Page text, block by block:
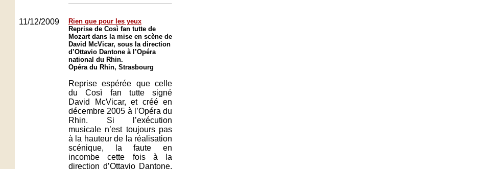
11/12/2009
Rien que pour les yeux
Reprise de Così fan tutte de
Mozart dans la mise en scène de
David McVicar, sous la direction
d’Ottavio Dantone à l’Opéra
national du Rhin.
Opéra du Rhin, Strasbourg
Reprise espérée que celle
du Così fan tutte signé
David McVicar, et créé en
décembre 2005 à l’Opéra du
Rhin. Si l’exécution
musicale n’est toujours pas
à la hauteur de la réalisation
scénique, la faute en
incombe cette fois à la
direction d’Ottavio Dantone,